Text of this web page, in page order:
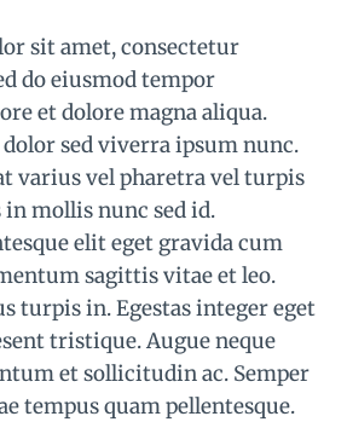
sit amet, consectetur
do eiusmod tempor
et dolore magna aliqua.
sed viverra ipsum nunc.
varius vel pharetra vel turpis
in mollis nunc sed id.
elit eget gravida cum
sagittis vitae et leo.
turpis in. Egestas integer eget
tristique. Augue neque
et sollicitudin ac. Semper
tempus quam pellentesque.